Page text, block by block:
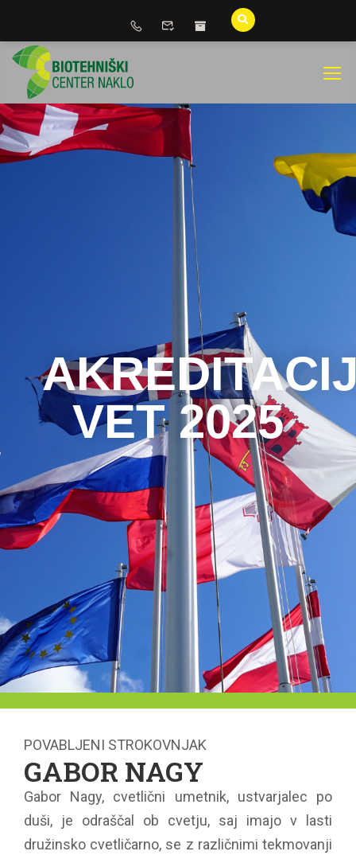
VET 2025
POVABLJENI STROKOVNJAK
GABOR NAGY
Gabor Nagy, cvetlični umetnik, ustvarjalec po
duši, je odraščal ob cvetju, saj imajo v lasti
družinsko cvetličarno, se z različnimi tekmovanji